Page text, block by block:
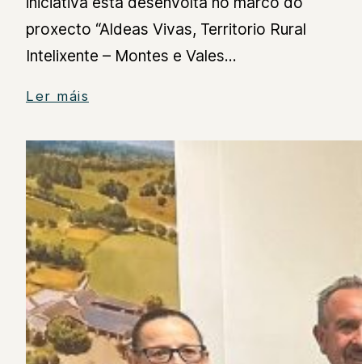
proxecto “Aldeas Vivas, Territorio Rural
Intelixente – Montes e Vales…
Ler máis